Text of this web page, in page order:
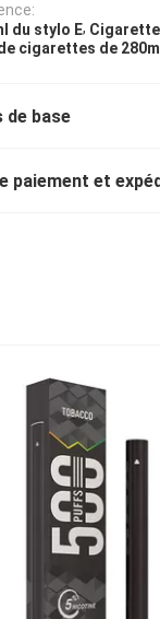
du stylo E, Cigarette
cigarettes de
base
paiement et